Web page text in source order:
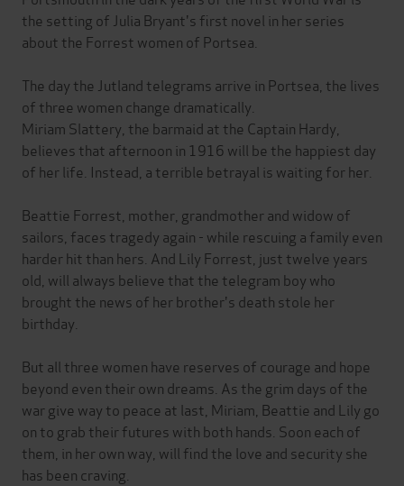
the setting of Julia Bryant's first novel in her series
about the Forrest women of Portsea.
The day the Jutland telegrams arrive in Portsea, the lives
of three women change dramatically.
Miriam Slattery, the barmaid at the Captain Hardy,
believes that afternoon in 1916 will be the happiest day
of her life. Instead, a terrible betrayal is waiting for her.
Beattie Forrest, mother, grandmother and widow of
sailors, faces tragedy again - while rescuing a family even
harder hit than hers. And Lily Forrest, just twelve years
old, will always believe that the telegram boy who
brought the news of her brother's death stole her
birthday.
But all three women have reserves of courage and hope
beyond even their own dreams. As the grim days of the
war give way to peace at last, Miriam, Beattie and Lily go
on to grab their futures with both hands. Soon each of
them, in her own way, will find the love and security she
has been craving.